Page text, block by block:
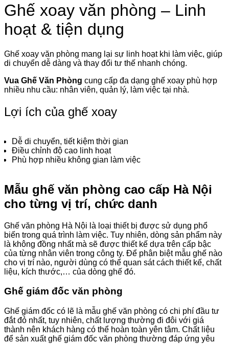
Ghế xoay văn phòng – Linh
hoạt & tiện dụng
Ghế xoay văn phòng mang lại sự linh hoạt khi làm việc, giúp
di chuyển dễ dàng và thay đổi tư thế nhanh chóng.
Vua Ghế Văn Phòng cung cấp đa dạng ghế xoay phù hợp
nhiều nhu cầu: nhân viên, quản lý, làm việc tại nhà.
Lợi ích của ghế xoay
Dễ di chuyển, tiết kiệm thời gian
Điều chỉnh độ cao linh hoạt
Phù hợp nhiều không gian làm việc
Mẫu ghế văn phòng cao cấp Hà Nội
cho từng vị trí, chức danh
Ghế văn phòng Hà Nội là loại thiết bị được sử dụng phổ
biến trong quá trình làm việc. Tuy nhiên, dòng sản phẩm này
là không đồng nhất mà sẽ được thiết kế dựa trên cấp bậc
của từng nhân viên trong công ty. Để phân biệt mẫu ghế nào
cho vị trí nào, người dùng có thể quan sát cách thiết kế, chất
liệu, kích thước,… của dòng ghế đó.
Ghế giám đốc văn phòng
Ghế giám đốc có lẽ là mẫu ghế văn phòng có chi phí đầu tư
đắt đỏ nhất, tuy nhiên, chất lượng thường đi đôi với giá
thành nên khách hàng có thể hoàn toàn yên tâm. Chất liệu
để sản xuất ghế giám đốc văn phòng thường đáp ứng yêu